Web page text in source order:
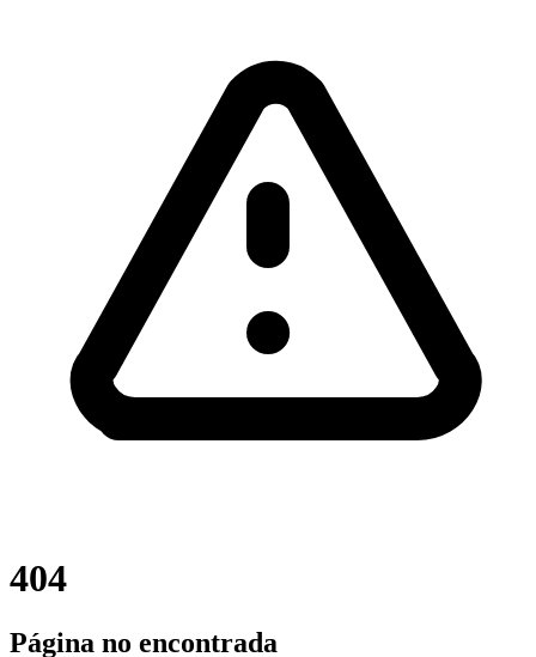
404
Página no encontrada